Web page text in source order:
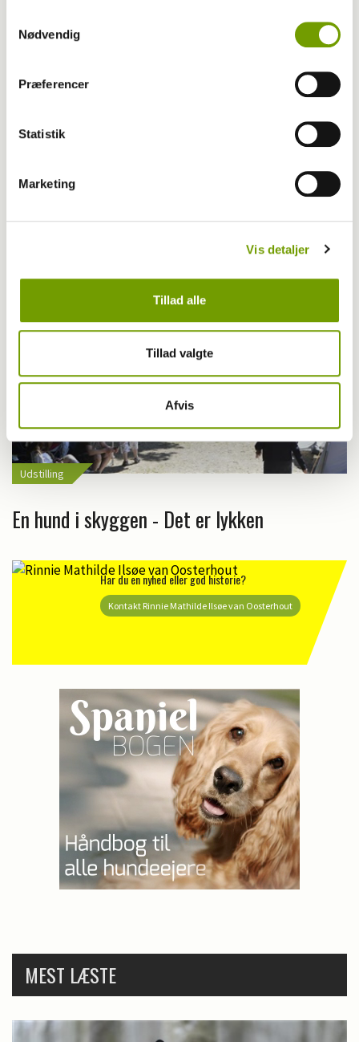
Nødvendig
Præferencer
Statistik
Marketing
Vis detaljer
Tillad alle
Tillad valgte
Afvis
Restriktioner og hundesport
Udstilling
En hund i skyggen - Det er lykken
Har du en nyhed eller god historie?
Kontakt Rinnie Mathilde Ilsøe van Oosterhout
MEST LÆSTE